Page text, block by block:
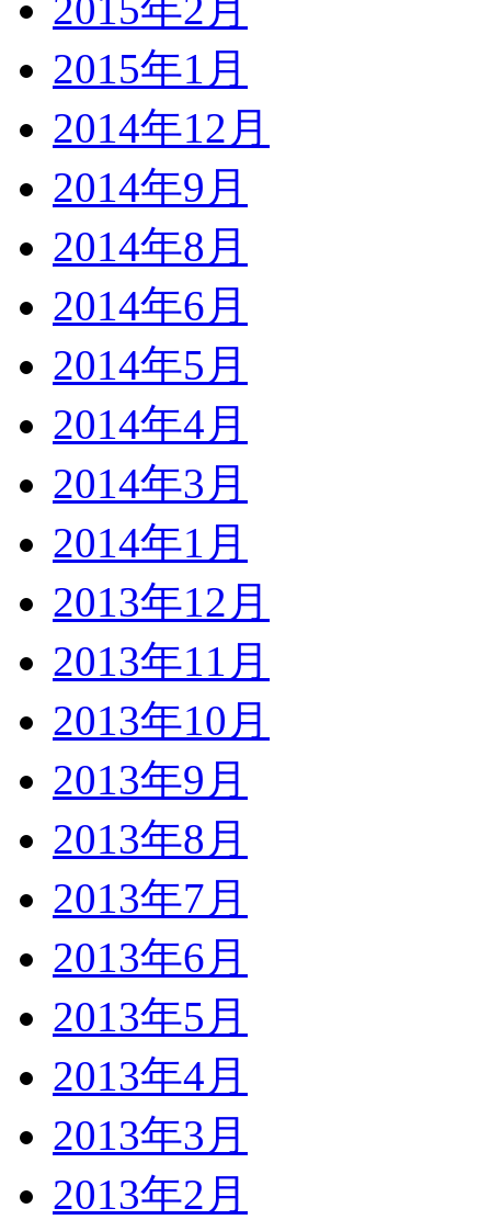
2015年2月
2015年1月
2014年12月
2014年9月
2014年8月
2014年6月
2014年5月
2014年4月
2014年3月
2014年1月
2013年12月
2013年11月
2013年10月
2013年9月
2013年8月
2013年7月
2013年6月
2013年5月
2013年4月
2013年3月
2013年2月